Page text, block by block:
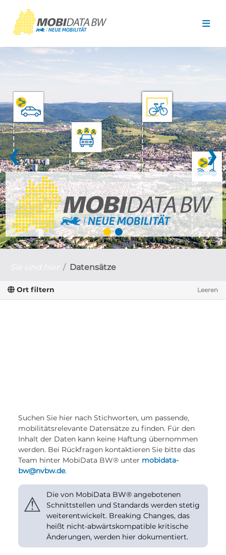
❮ ❯
Datensätze
Ort filtern Leeren
Suchen Sie hier nach Stichworten, um passende,
mobilitätsrelevante Datensätze zu finden. Für den
Inhalt der Daten kann keine Haftung übernommen
werden. Bei Rückfragen kontaktieren Sie bitte das
Team hinter MobiData BW® unter mobidata-
bw@nvbw.de.
⚠
Die von MobiData BW® angebotenen
Schnittstellen und Standards werden stetig
weiterentwickelt. Breaking Changes, das
heißt nicht-abwärtskompatible kritische
Änderungen, werden hier dokumentiert.